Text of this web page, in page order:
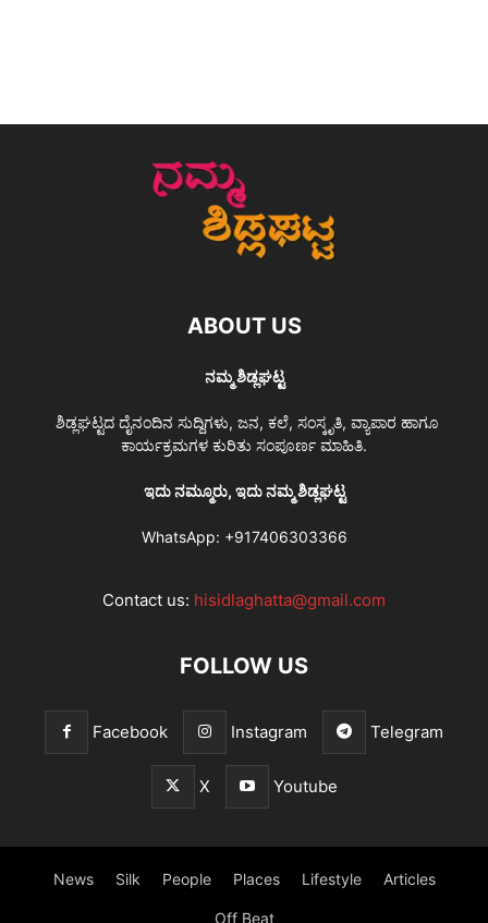
ABOUT US
ನಮ್ಮ ಶಿಡ್ಲಘಟ್ಟ
ಶಿಡ್ಲಘಟ್ಟದ ದೈನಂದಿನ ಸುದ್ದಿಗಳು, ಜನ, ಕಲೆ, ಸಂಸ್ಕೃತಿ, ವ್ಯಾಪಾರ ಹಾಗೂ
ಕಾರ್ಯಕ್ರಮಗಳ ಕುರಿತು ಸಂಪೂರ್ಣ ಮಾಹಿತಿ.
ಇದು ನಮ್ಮೂರು, ಇದು ನಮ್ಮ ಶಿಡ್ಲಘಟ್ಟ
WhatsApp: +917406303366
Contact us: hisidlaghatta@gmail.com
FOLLOW US
Facebook Instagram Telegram
X Youtube
News Silk People Places Lifestyle Articles
Off Beat